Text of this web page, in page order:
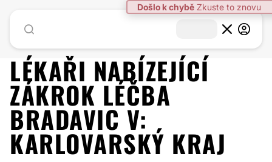
Došlo k chybě Zkuste to znovu
LÉKAŘI NABÍZEJÍCÍ
ZÁKROK LÉČBA
BRADAVIC V:
KARLOVARSKÝ KRAJ